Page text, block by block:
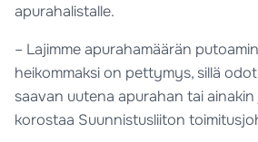
apurahalistalle.
– Lajimme apurahamäärän
heikommaksi on pettymys, sillä
saavan uutena apurahan tai
korostaa Suunnistusliiton